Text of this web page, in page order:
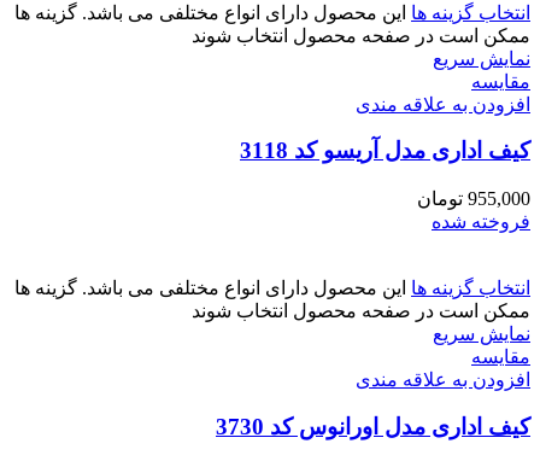
انتخاب گزینه ها این محصول دارای انواع مختلفی می باشد. گزینه ها
ممکن است در صفحه محصول انتخاب شوند
نمایش سریع
مقايسه
افزودن به علاقه مندی
کیف اداری مدل آریسو کد 3118
955,000 تومان
فروخته شده
انتخاب گزینه ها این محصول دارای انواع مختلفی می باشد. گزینه ها
ممکن است در صفحه محصول انتخاب شوند
نمایش سریع
مقايسه
افزودن به علاقه مندی
کیف اداری مدل اورانوس کد 3730